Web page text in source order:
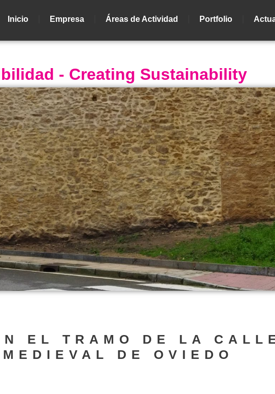
Inicio Empresa Áreas de Actividad Portfolio
- Creating Sustainability
EL TRAMO DE LA
DE OVIEDO